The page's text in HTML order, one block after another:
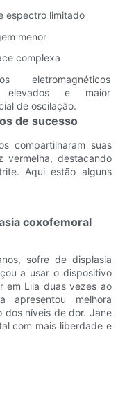
espectro limitado
menor
complexa
eletromagnéticos
elevados e maior
de oscilação.
de sucesso
compartilharam suas
vermelha, destacando
Aqui estão alguns
coxofemoral
sofre de displasia
a usar o dispositivo
em Lila duas vezes ao
apresentou melhora
dos níveis de dor. Jane
com mais liberdade e